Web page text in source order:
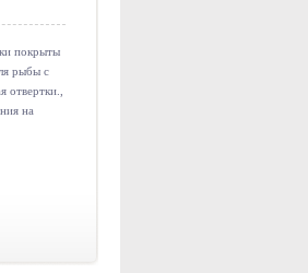
покрыты
рыбы с
на